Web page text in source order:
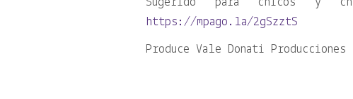
https://mpago.la/2gSzztS
Produce Vale Donati Producciones